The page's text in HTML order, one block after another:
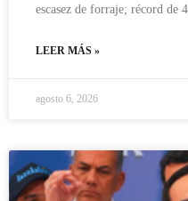
escasez de forraje; récord de
LEER MÁS »
agosto 6, 2026